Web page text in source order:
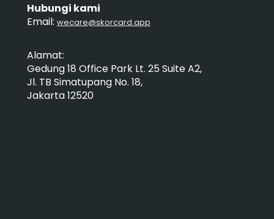
Hubungi kami
Email: wecare@skorcard.app
Alamat:
Gedung 18 Office Park Lt. 25 Suite A2,
Jl. TB Simatupang No. 18,
Jakarta 12520